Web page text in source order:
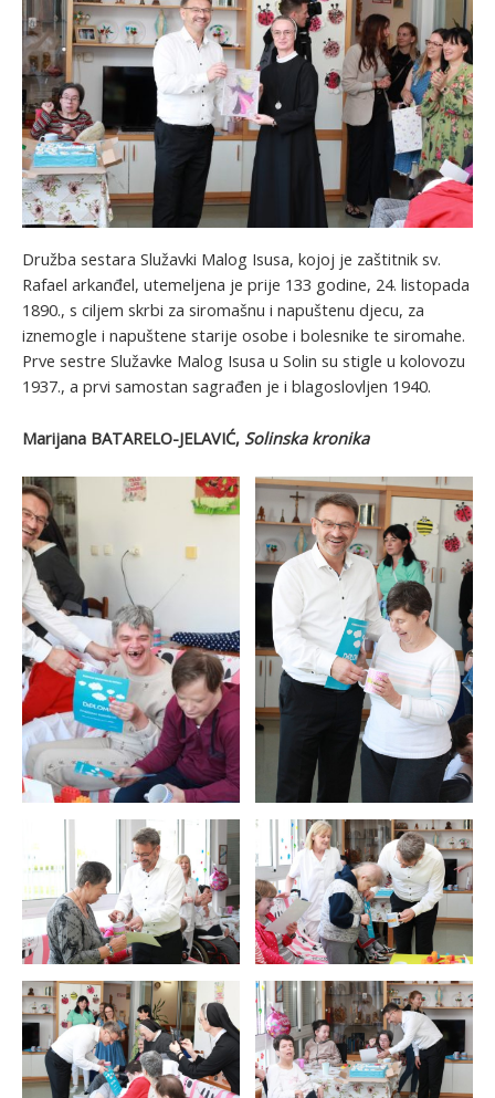
Družba sestara Služavki Malog Isusa, kojoj je zaštitnik sv.
Rafael arkanđel, utemeljena je prije 133 godine, 24. listopada
1890., s ciljem skrbi za siromašnu i napuštenu djecu, za
iznemogle i napuštene starije osobe i bolesnike te siromahe.
Prve sestre Služavke Malog Isusa u Solin su stigle u kolovozu
1937., a prvi samostan sagrađen je i blagoslovljen 1940.
Marijana BATARELO-JELAVIĆ, Solinska kronika